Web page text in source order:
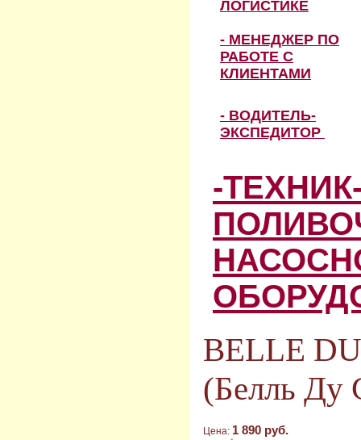
ЛОГИСТИКЕ
- МЕНЕДЖЕР ПО
РАБОТЕ С
КЛИЕНТАМИ
- ВОДИТЕЛЬ-
ЭКСПЕДИТОР
-
BELLE
(Белль Ду
Цена: 1 890 руб.